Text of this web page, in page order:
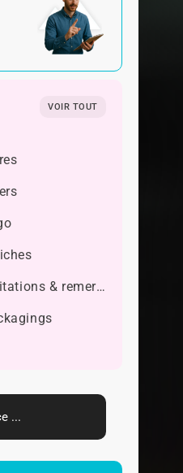
VOIR TOUT
Invitations & remerciements